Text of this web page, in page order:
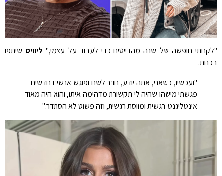
"לקחתי חופשה של שנה מהדייטים כדי לעבוד על עצמי," ליוויס שיתפו
בכנות.
"ועכשיו, כשאני, אתה יודע, חוזר לשם ופוגש אנשים חדשים –
פגשתי מישהו שהיה לי תקשורת מדהימה איתו, והוא היה מאוד
אינטליגנטי רגשית ומווסת רגשית, וזה פשוט לא הסתדר."